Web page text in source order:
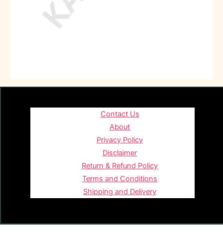
Contact Us
About
Privacy Policy
Disclaimer
Return & Refund Policy
Terms and Conditions
Shipping and Delivery